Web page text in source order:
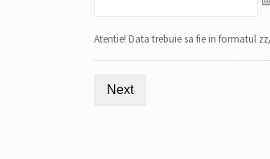
Atentie! Data trebuie sa fie in formatul